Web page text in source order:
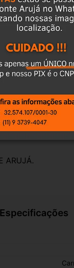
USADAS e
Peças perfeitas
entanto,
ESTADO e
USADAS.
ou aplicação,
ou uso
consulte um
ARUJÁ.
Especificações